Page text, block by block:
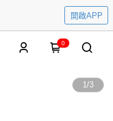
開啟APP
0
1/3